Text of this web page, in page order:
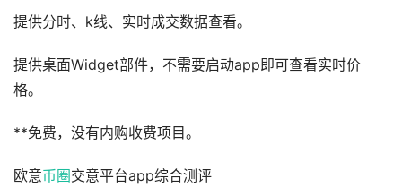
提供分时、k线、实时成交数据查看。
提供桌面Widget部件，不需要启动app即可查看实时价
格。
**免费，没有内购收费项目。
欧意币圈交意平台app综合测评